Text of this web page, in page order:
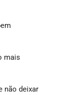
mais
não deixar